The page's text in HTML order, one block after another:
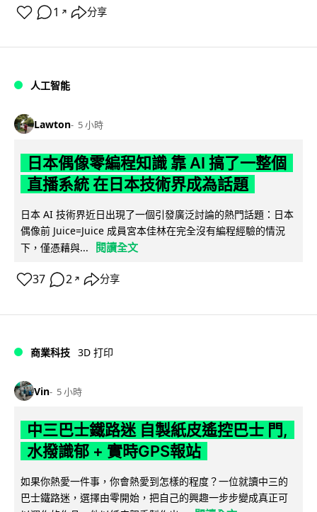
1 ↗ 分享
人工智能
Lawton 5 小時
日本偶像零編程知識 靠 AI 搞了一整個
直播系統 在日本技術界成為話題
日本 AI 技術界近日出現了一個引發廣泛討論的熱門話題：日本
偶像前 Juice=Juice 成員宮本佳林在完全沒有編程經驗的情況
下，僅憑藉與...
閱讀全文
37 2 ↗ 分享
商業科技 3D 打印
Vin 5 小時
中三巴士鐵路迷 自製紙皮遙控巴士 門,
水撥識郁 + 實時GPS報站
如果你熱愛一件事，你會熱愛到怎樣的程度？一位就讀中三的
巴士鐵路迷，選擇由零開始，把自己的興趣一步步變成真正可